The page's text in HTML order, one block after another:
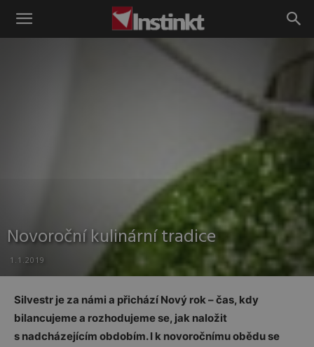
Instinkt
Novoroční kulinární tradice
1.1.2019
Silvestr je za námi a přichází Nový rok – čas, kdy
bilancujeme a rozhodujeme se, jak naložit
s nadcházejícím obdobím. I k novoročnímu obědu se